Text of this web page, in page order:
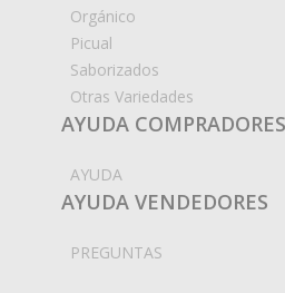
Orgánico
Picual
Saborizados
Otras Variedades
AYUDA COMPRADORES
AYUDA
AYUDA VENDEDORES
PREGUNTAS